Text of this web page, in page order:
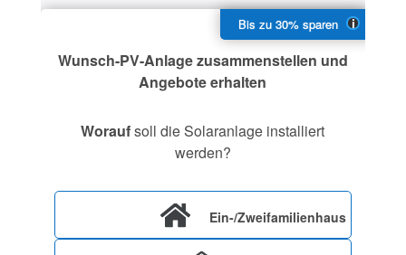
Wunsch-PV-Anlage zusammenstellen und
Angebote erhalten
Woraufsoll die Solaranlage installiert
werden?
Ein-/Zweifamilienhaus